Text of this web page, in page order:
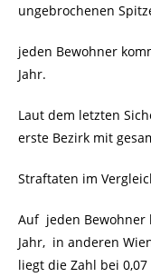
ungebrochenen
jeden Bewohner
Jahr.
Laut dem letzten
erste Bezirk mit
Straftaten im
Auf jeden Bewohner
Jahr, in anderen
liegt die Zahl bei